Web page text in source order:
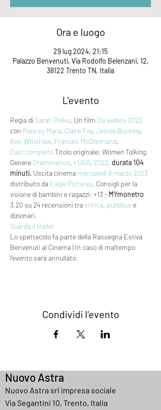
Ora e luogo
29 lug 2024, 21:15
Palazzo Benvenuti, Via Rodolfo Belenzani, 12,
38122 Trento TN, Italia
L'evento
Regia di Sarah Polley. Un film Da vedere 2022
con Rooney Mara, Claire Foy, Jessie Buckley,
Ben Whishaw, Frances McDormand.
Cast completo Titolo originale: Women Talking.
Genere Drammatico, - USA, 2022, durata 104
minuti. Uscita cinema mercoledì 8 marzo 2023
distribuito da Eagle Pictures. Consigli per la
visione di bambini e ragazzi: +13 - MYmonetro
3,20 su 24 recensioni tra critica, pubblico e
dizionari.
Guarda il trailer
Lo spettacolo fa parte della Rassegna Estiva
Benvenuti al Cinema | In caso di maltempo
l'evento sarà annullato.
Condividi l'evento
Nuovo Astra
Nuovo Astra srl impresa sociale
Via Segantini 10, Trento, Italia